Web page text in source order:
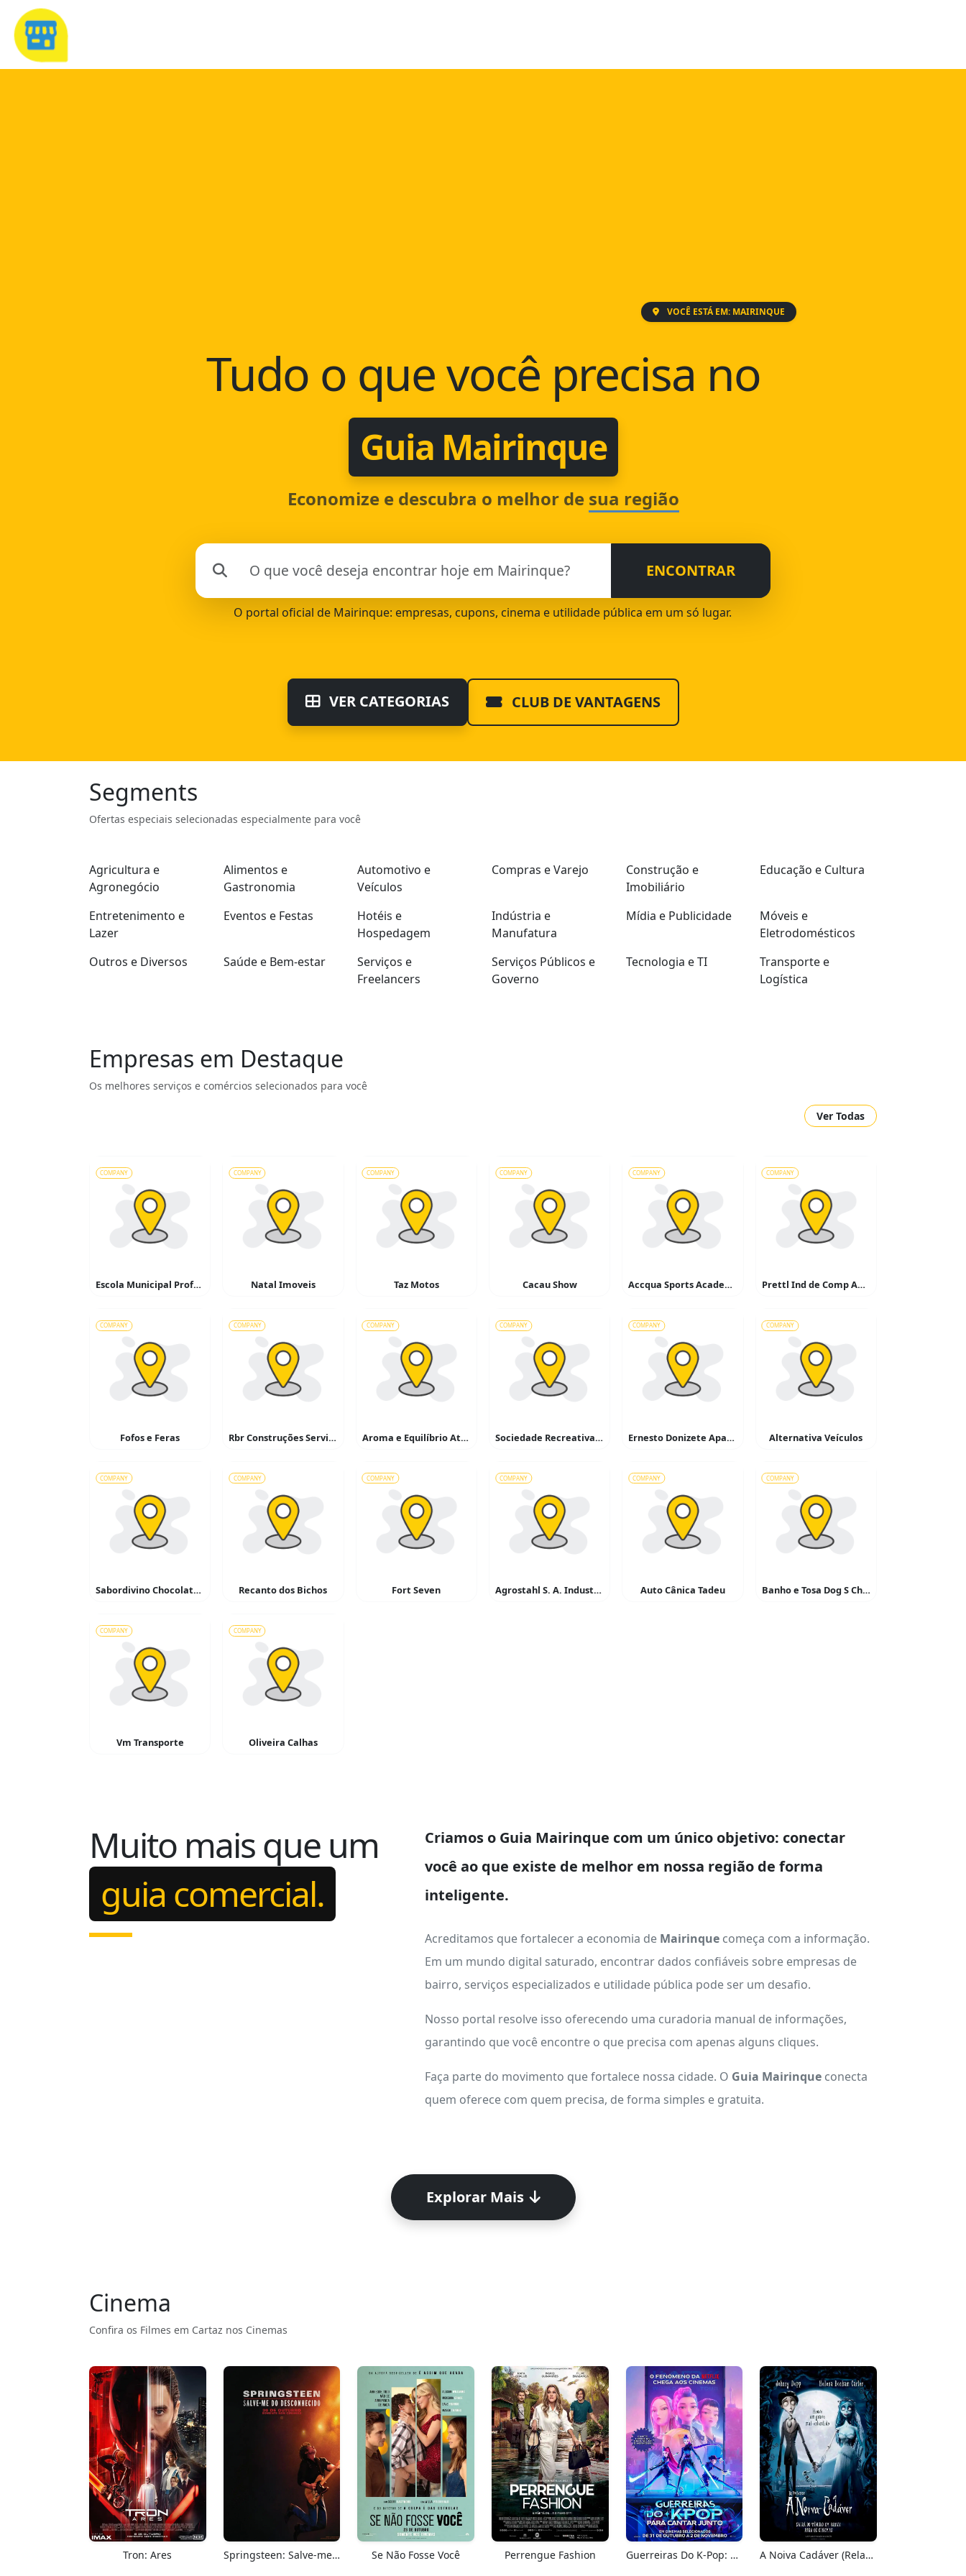
VOCÊ ESTÁ EM: MAIRINQUE
Tudo o que você precisa no
Guia Mairinque
Economize e descubra o melhor de sua região
ENCONTRAR
O portal oficial de Mairinque: empresas, cupons, cinema e utilidade pública em um só lugar.
VER CATEGORIAS CLUB DE VANTAGENS
Segments
Ofertas especiais selecionadas especialmente para você
Agricultura e
Agronegócio
Alimentos e
Gastronomia
Automotivo e
Veículos
Compras e Varejo
Construção e
Imobiliário
Educação e Cultura
Entretenimento e
Lazer
Eventos e Festas
Hotéis e
Hospedagem
Indústria e
Manufatura
Mídia e Publicidade
Móveis e
Eletrodomésticos
Outros e Diversos
Saúde e Bem-estar
Serviços e
Freelancers
Serviços Públicos e
Governo
Tecnologia e TI
Transporte e
Logística
Empresas em Destaque
Os melhores serviços e comércios selecionados para você
Ver Todas
COMPANY
Escola Municipal Professora Benedita Camargo Valêncio
COMPANY
Natal Imoveis
COMPANY
Taz Motos
COMPANY
Cacau Show
COMPANY
Accqua Sports Academia
COMPANY
Prettl Ind de Comp Aut do Brasil
COMPANY
Fofos e Feras
COMPANY
Rbr Construções Serviços
COMPANY
Aroma e Equilíbrio Atelier
COMPANY
Sociedade Recreativa Mairinque
COMPANY
Ernesto Donizete Aparecido Simões – Serralheiro
COMPANY
Alternativa Veículos
COMPANY
Sabordivino Chocolatteria
COMPANY
Recanto dos Bichos
COMPANY
Fort Seven
COMPANY
Agrostahl S. A. Industria e Corcio
COMPANY
Auto Cânica Tadeu
COMPANY
Banho e Tosa Dog S Chic S
COMPANY
Vm Transporte
COMPANY
Oliveira Calhas
Muito mais que um
guia comercial.
Criamos o Guia Mairinque com um único objetivo: conectar
você ao que existe de melhor em nossa região de forma
inteligente.
Acreditamos que fortalecer a economia de Mairinquecomeça com a informação.
Em um mundo digital saturado, encontrar dados confiáveis sobre empresas de
bairro, serviços especializados e utilidade pública pode ser um desafio.
Nosso portal resolve isso oferecendo uma curadoria manual de informações,
garantindo que você encontre o que precisa com apenas alguns cliques.
Faça parte do movimento que fortalece nossa cidade. O Guia Mairinqueconecta
quem oferece com quem precisa, de forma simples e gratuita.
Explorar Mais
Cinema
Confira os Filmes em Cartaz nos Cinemas
Tron: Ares Springsteen: Salve-me Do Desconhecido Se Não Fosse Você Perrengue Fashion Guerreiras Do K-Pop: Para Cantar Junto A Noiva Cadáver (Relançamento)